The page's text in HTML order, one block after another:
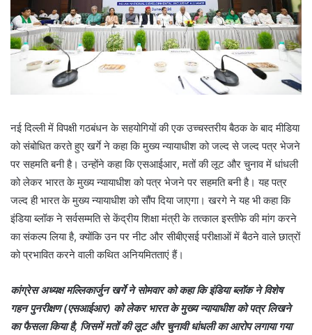
नई दिल्ली में विपक्षी गठबंधन के सहयोगियों की एक उच्चस्तरीय बैठक के बाद मीडिया
को संबोधित करते हुए खर्गे ने कहा कि मुख्य न्यायाधीश को जल्द से जल्द पत्र भेजने
पर सहमति बनी है। उन्होंने कहा कि एसआईआर, मतों की लूट और चुनाव में धांधली
को लेकर भारत के मुख्य न्यायाधीश को पत्र भेजने पर सहमति बनी है। यह पत्र
जल्द ही भारत के मुख्य न्यायाधीश को सौंप दिया जाएगा। खरगे ने यह भी कहा कि
इंडिया ब्लॉक ने सर्वसम्मति से केंद्रीय शिक्षा मंत्री के तत्काल इस्तीफे की मांग करने
का संकल्प लिया है, क्योंकि उन पर नीट और सीबीएसई परीक्षाओं में बैठने वाले छात्रों
को प्रभावित करने वाली कथित अनियमितताएं हैं।
कांग्रेस अध्यक्ष मल्लिकार्जुन खर्गे ने सोमवार को कहा कि इंडिया ब्लॉक ने विशेष
गहन पुनरीक्षण (एसआईआर) को लेकर भारत के मुख्य न्यायाधीश को पत्र लिखने
का फैसला किया है, जिसमें मतों की लूट और चुनावी धांधली का आरोप लगाया गया